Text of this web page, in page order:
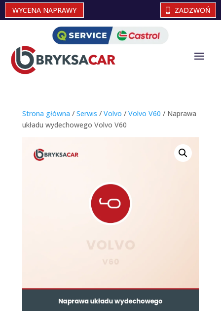
WYCENA NAPRAWY ZADZWOŃ
Strona główna / Serwis / Volvo / Volvo V60 / Naprawa
układu wydechowego Volvo V60